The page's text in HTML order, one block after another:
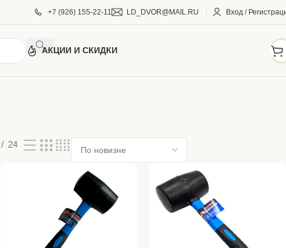
+7 (926) 155-22-11 LD_DVOR@MAIL.RU Вход /
АКЦИИ И СКИДКИ
24